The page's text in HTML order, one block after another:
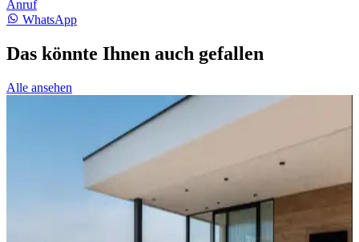
Anruf
WhatsApp
Das könnte Ihnen auch gefallen
Alle ansehen